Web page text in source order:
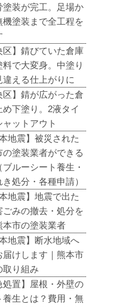
塗装が完工。足場か
機塗装まで全工程を
区】錆びていた倉庫
で大変身。中塗り
違える仕上がりに
区】錆が広がった倉
め下塗り。2液タイ
ットアウト
地震】被災された
塗装業者ができる
ルーシート養生・
処分・各種申請）
地震】地震で出た
ごみの撤去・処分を
本市の塗装業者
地震】断水地域へ
届けします｜熊本市
取り組み
処置】屋根・外壁の
養生とは？費用・無